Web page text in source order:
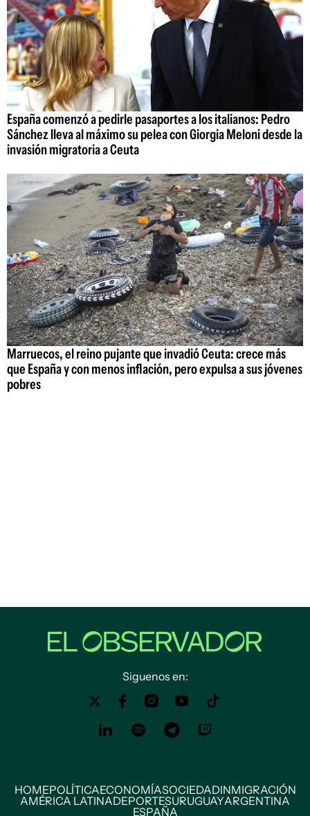
España comenzó a pedirle pasaportes a los italianos: Pedro
Sánchez lleva al máximo su pelea con Giorgia Meloni desde la
invasión migratoria a Ceuta
Marruecos, el reino pujante que invadió Ceuta: crece más
que España y con menos inflación, pero expulsa a sus jóvenes
pobres
Siguenos en:
HOMEPOLÍTICAECONOMÍASOCIEDADINMIGRACIÓN
AMÉRICA LATINADEPORTESURUGUAYARGENTINA
ESPAÑA